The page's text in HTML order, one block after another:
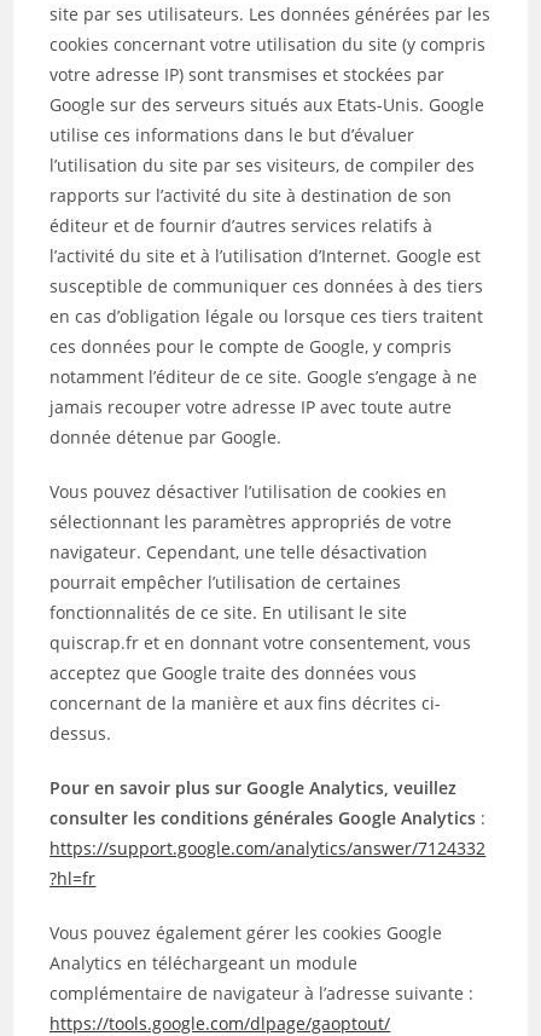
site par ses utilisateurs. Les données générées par les
cookies concernant votre utilisation du site (y compris
votre adresse IP) sont transmises et stockées par
Google sur des serveurs situés aux Etats-Unis. Google
utilise ces informations dans le but d’évaluer
l’utilisation du site par ses visiteurs, de compiler des
rapports sur l’activité du site à destination de son
éditeur et de fournir d’autres services relatifs à
l’activité du site et à l’utilisation d’Internet. Google est
susceptible de communiquer ces données à des tiers
en cas d’obligation légale ou lorsque ces tiers traitent
ces données pour le compte de Google, y compris
notamment l’éditeur de ce site. Google s’engage à ne
jamais recouper votre adresse IP avec toute autre
donnée détenue par Google.
Vous pouvez désactiver l’utilisation de cookies en
sélectionnant les paramètres appropriés de votre
navigateur. Cependant, une telle désactivation
pourrait empêcher l’utilisation de certaines
fonctionnalités de ce site. En utilisant le site
quiscrap.fr et en donnant votre consentement, vous
acceptez que Google traite des données vous
concernant de la manière et aux fins décrites ci-
dessus.
Pour en savoir plus sur Google Analytics, veuillez
consulter les conditions générales Google Analytics :
https://support.google.com/analytics/answer/7124332
?hl=fr
Vous pouvez également gérer les cookies Google
Analytics en téléchargeant un module
complémentaire de navigateur à l’adresse suivante :
https://tools.google.com/dlpage/gaoptout/